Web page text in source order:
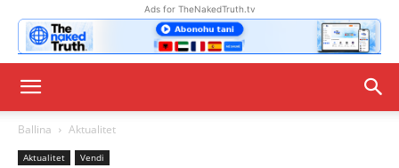
Ads for TheNakedTruth.tv
Ballina Aktualitet
Aktualitet Vendi